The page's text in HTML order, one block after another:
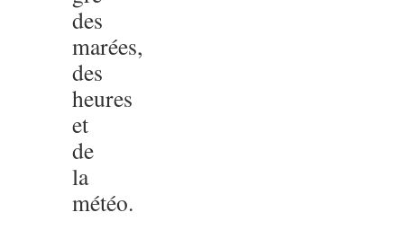
des
marées,
des
heures
et
de
la
météo.